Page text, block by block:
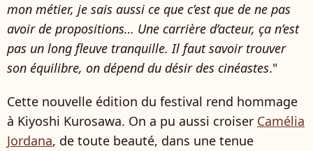
mon métier, je sais aussi ce que c’est que de ne pas
avoir de propositions… Une carrière d’acteur, ça n’est
pas un long fleuve tranquille. Il faut savoir trouver
son équilibre, on dépend du désir des cinéastes."
Cette nouvelle édition du festival rend hommage
à Kiyoshi Kurosawa. On a pu aussi croiser Camélia
Jordana, de toute beauté, dans une tenue